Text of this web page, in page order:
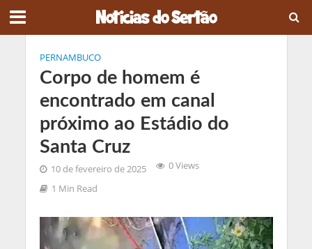
PERNAMBUCO
Corpo de homem é
encontrado em canal
próximo ao Estádio do
Santa Cruz
10 de fevereiro de 2025
0 Views
1 Min Read